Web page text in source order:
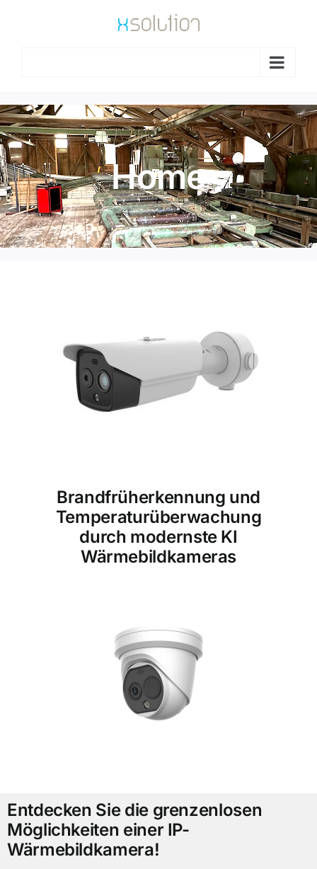
Home
Brandfrüherkennung und
Temperaturüberwachung
durch modernste KI
Wärmebildkameras
Entdecken Sie die grenzenlosen
Möglichkeiten einer IP-
Wärmebildkamera!